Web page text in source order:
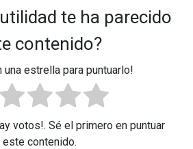
te ha parecido
contenido?
una estrella para puntuarlo!
votos!. Sé el primero en puntuar
este contenido.